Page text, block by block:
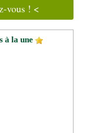
vous ! <
à la une